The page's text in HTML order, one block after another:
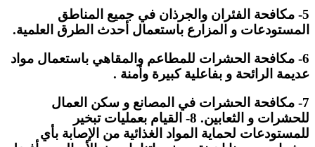
5- مكافحة الفئران والجرذان في جميع المناطق
المستودعات و المزارع باستعمال أحدث الطرق العلمية.
6- مكافحة الحشرات للمطاعم والمقاهي باستعمال مواد
عديمة الرائحة و بفاعلية كبيرة وأمنة .
7- مكافحة الحشرات في المصانع و سكن العمال
للحشرات و الثعابين. 8- القيام بعمليات تبخير
للمستودعات لحماية المواد الغذائية من الإصابة بأي